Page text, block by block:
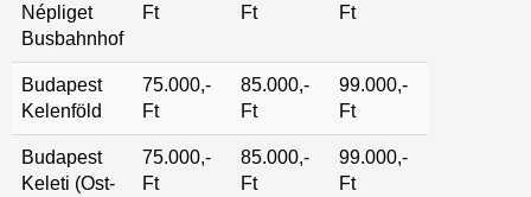
Népliget
Busbahnhof
Ft
Ft
Ft
Budapest
Kelenföld
75.000,-
Ft
85.000,-
Ft
99.000,-
Ft
Budapest
Keleti (Ost-
75.000,-
Ft
85.000,-
Ft
99.000,-
Ft